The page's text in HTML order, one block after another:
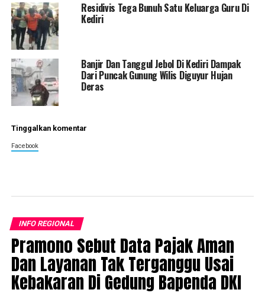
Residivis Tega Bunuh Satu Keluarga Guru Di
Kediri
Banjir Dan Tanggul Jebol Di Kediri Dampak
Dari Puncak Gunung Wilis Diguyur Hujan
Deras
Tinggalkan komentar
Facebook
INFO REGIONAL
Pramono Sebut Data Pajak Aman
Dan Layanan Tak Terganggu Usai
Kebakaran Di Gedung Bapenda DKI